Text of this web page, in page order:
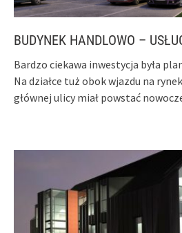
BUDYNEK HANDLOWO –
Bardzo ciekawa inwestycja była
Na działce tuż obok wjazdu na
głównej ulicy miał powstać